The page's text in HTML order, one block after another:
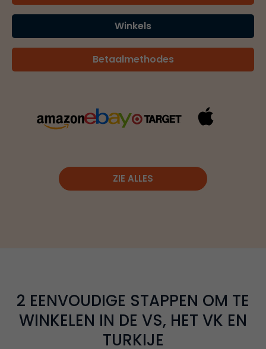
Winkels
Betaalmethodes
ZIE ALLES
2 EENVOUDIGE STAPPEN OM TE
WINKELEN IN DE VS, HET VK EN
TURKIJE